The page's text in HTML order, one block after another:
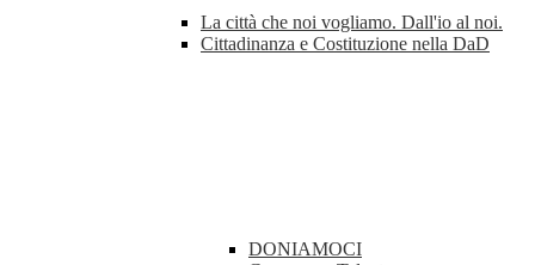
La città che noi vogliamo. Dall'io al noi.
Cittadinanza e Costituzione nella DaD
DONIAMOCI